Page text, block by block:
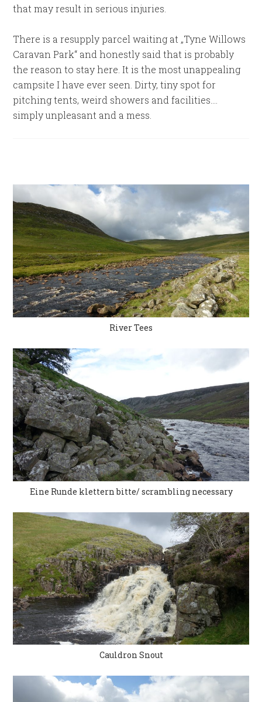
that may result in serious injuries.
There is a resupply parcel waiting at „Tyne Willows
Caravan Park“ and honestly said that is probably
the reason to stay here. It is the most unappealing
campsite I have ever seen. Dirty, tiny spot for
pitching tents, weird showers and facilities….
simply unpleasant and a mess.
River Tees
Eine Runde klettern bitte/ scrambling necessary
Cauldron Snout